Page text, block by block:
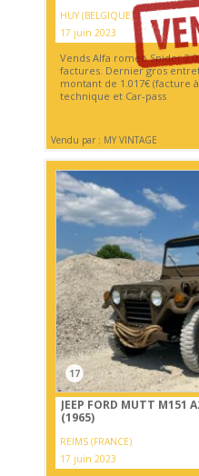
HUY (BELGIQUE)
17 juin 2023
Vends Alfa romeo Spider
factures. Dernier gros
montant de 1.017€ (facture
technique et Car-pass
Vendu par : MY VINTAGE
17
JEEP FORD MUTT M151
(1965)
REIMS (FRANCE)
17 juin 2023